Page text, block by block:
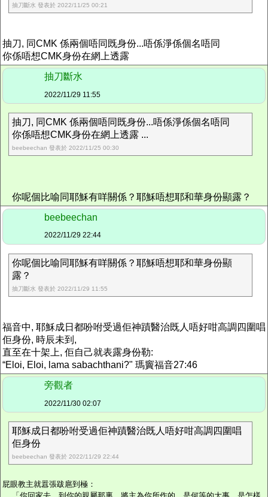
抽刀斷水 發表於 2022/11/25 00:21
抽刀, 同CMK 係兩個唔同既身份...唔係淨係個名唔同
你係唔想CMK身份在網上透露
抽刀斷水
2022/11/29 11:55
抽刀, 同CMK 係兩個唔同既身份...唔係淨係個名唔同
你係唔想CMK身份在網上透露 ...
beebeechan 發表於 2022/11/25 00:30
你呢個比喻同耶穌有咩關係？耶穌唔想耶和華身份顯露？
beebeechan
2022/11/29 22:44
你呢個比喻同耶穌有咩關係？耶穌唔想耶和華身份顯
露？
抽刀斷水 發表於 2022/11/29 11:55
福音中, 耶穌成日都吩咐受過佢神蹟醫治既人唔好咁高調四圍唱
佢身份, 時辰未到,
直至在十架上, 佢自己就表露身份勒:
“Eloi, Eloi, lama sabachthani?" 瑪竇福音27:46
旁觀者
2022/11/30 02:07
耶穌成日都吩咐受過佢神蹟醫治既人唔好咁高調四圍唱
佢身份
beebeechan 發表於 2022/11/29 22:44
屁眼教主就囂張跋扈到極：